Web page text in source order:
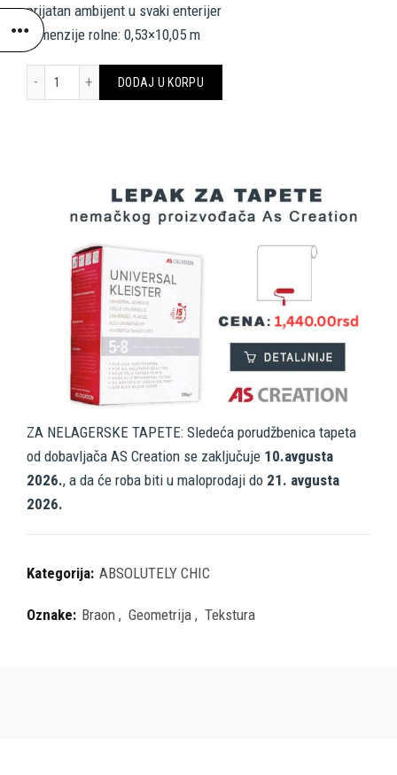
prijatan ambijent u svaki enterijer
Dimenzije rolne: 0,53×10,05 m
DODAJ U KORPU
ZA NELAGERSKE TAPETE: Sledeća porudžbenica tapeta
od dobavljača AS Creation se zaključuje 10.avgusta
2026., a da će roba biti u maloprodaji do 21. avgusta
2026.
Kategorija: ABSOLUTELY CHIC
Oznake: Braon , Geometrija , Tekstura